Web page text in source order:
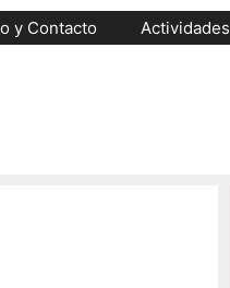
y Contacto Actividades